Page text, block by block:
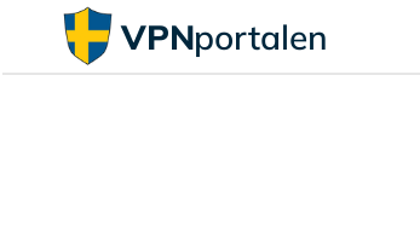
VPNportalen